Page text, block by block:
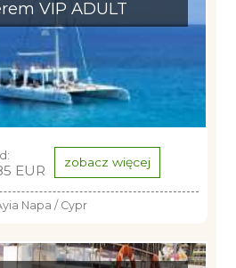
VIP ADULT
EUR zobacz więcej
Napa / Cypr